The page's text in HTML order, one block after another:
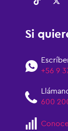
Si
+56 9
600